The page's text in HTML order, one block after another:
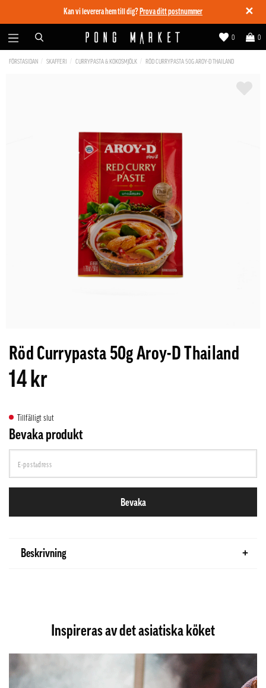
✕
Kan vi leverera hem till dig? Prova ditt postnummer
0
0
FÖRSTASIDAN SKAFFERI CURRYPASTA & KOKOSMJÖLK RÖD CURRYPASTA 50G AROY-D THAILAND
Röd Currypasta 50g Aroy-D Thailand
14 kr
Tillfälligt slut
Bevaka produkt
Bevaka
Beskrivning
Inspireras av det asiatiska köket